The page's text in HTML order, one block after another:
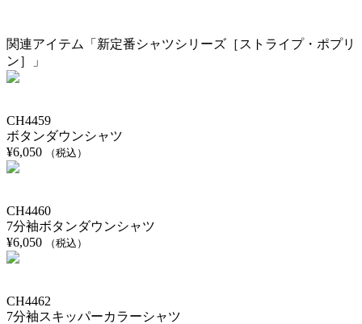
関連アイテム「新定番シャツシリーズ［ストライプ・ポプリ
ン］」
CH4459
ボタンダウンシャツ
¥6,050 （税込）
CH4460
7分袖ボタンダウンシャツ
¥6,050 （税込）
CH4462
7分袖スキッパーカラーシャツ